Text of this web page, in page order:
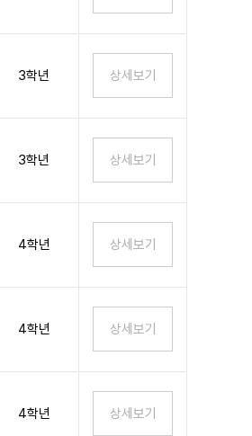
3학년
3학년
4학년
4학년
4학년